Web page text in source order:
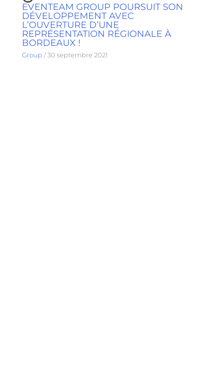
EVENTEAM GROUP POURSUIT SON
DÉVELOPPEMENT AVEC
L’OUVERTURE D’UNE
REPRÉSENTATION RÉGIONALE À
BORDEAUX !
Group /30 septembre 2021